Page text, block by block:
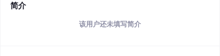
简介
该用户还未填写简介